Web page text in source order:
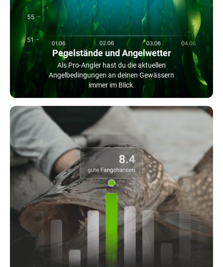
Pegelstände und Angelwetter
Als Pro-Angler hast du die aktuellen
Angelbedingungen an deinen Gewässern
immer im Blick.